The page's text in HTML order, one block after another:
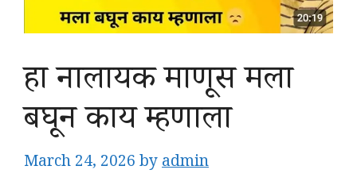
हा नालायक माणूस मला
बघून काय म्हणाला
March 24, 2026 byadmin